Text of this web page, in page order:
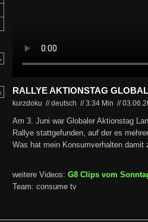
RALLYE AKTIONSTAG
kurzdoku // deutsch //3:34 Min //
Am 3. Juni war Globaler Aktionstag
Rallye stattgefunden, auf der es
Was hat mein Konsumverhalten damit
weitere Videos: G8 Clips vom
Team: consume tv